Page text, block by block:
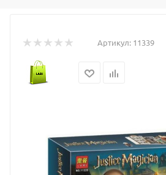
Артикул: 11339